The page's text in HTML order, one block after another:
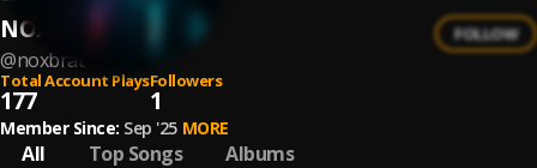
NOXBRAT
@noxbrat
FOLLOW
Total Account Plays
177
Followers
1
Member Since: Sep '25 MORE
All Top Songs Albums